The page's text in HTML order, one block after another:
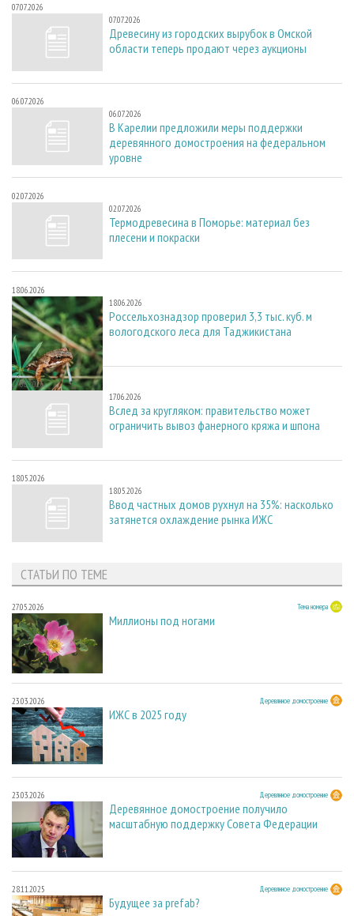
07.07.2026
07.07.2026
Древесину из городских вырубок в Омской
области теперь продают через аукционы
06.07.2026
06.07.2026
В Карелии предложили меры поддержки
деревянного домостроения на федеральном
уровне
02.07.2026
02.07.2026
Термодревесина в Поморье: материал без
плесени и покраски
18.06.2026
18.06.2026
Россельхознадзор проверил 3,3 тыс. куб. м
вологодского леса для Таджикистана
17.06.2026
17.06.2026
Вслед за кругляком: правительство может
ограничить вывоз фанерного кряжа и шпона
18.05.2026
18.05.2026
Ввод частных домов рухнул на 35%: насколько
затянется охлаждение рынка ИЖС
СТАТЬИ ПО ТЕМЕ
27.05.2026 Тема номера
Миллионы под ногами
23.03.2026 Деревянное домостроение
ИЖС в 2025 году
23.03.2026 Деревянное домостроение
Деревянное домостроение получило
масштабную поддержку Совета Федерации
28.11.2025 Деревянное домостроение
Будущее за prefab?